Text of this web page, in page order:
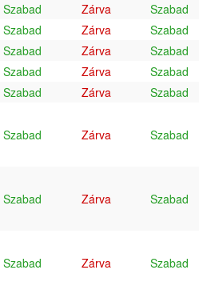
Szabad Zárva
Szabad
Szabad Zárva
Szabad
Szabad Zárva
Szabad
Szabad Zárva
Szabad
Szabad Zárva
Szabad
Szabad Zárva Szabad
Szabad Zárva Szabad
Szabad Zárva Szabad